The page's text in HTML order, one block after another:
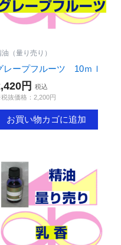
油（量り売り）
レープフルーツ 10ｍｌ
円
税込
抜価格：2,200円
お買い物カゴに追加